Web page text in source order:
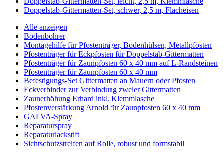
Doppelstab-Gittermatten-Set, schwer, 2,5 m, Flacheisen
Alle anzeigen
Bodenbohrer
Montagehilfe für Pfostenträger, Bodenhülsen, Metallpfosten
Pfostenträger für Eckpfosten für Doppelstab-Gittermatten
Pfostenträger für Zaunpfosten 60 x 40 mm auf L-Randsteinen
Pfostenträger für Zaunpfosten 60 x 40 mm
Befestigungs-Set Gittermatten an Mauern oder Pfosten
Eckverbinder zur Verbindung zweier Gittermatten
Zaunerhöhung Erhard inkl. Klemmlasche
Pfostenverstärkung Arnold für Zaunpfosten 60 x 40 mm
GALVA-Spray
Reparaturspray
Reparaturlackstift
Sichtschutzstreifen auf Rolle, robust und formstabil